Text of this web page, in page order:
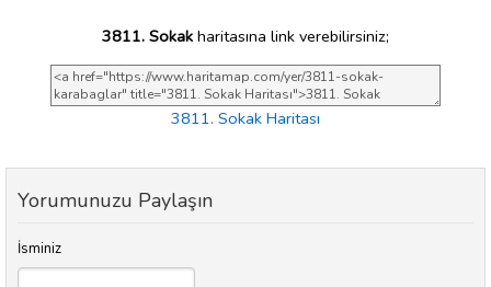
3811. Sokak haritasına link verebilirsiniz;
3811. Sokak Haritası
Yorumunuzu Paylaşın
İsminiz